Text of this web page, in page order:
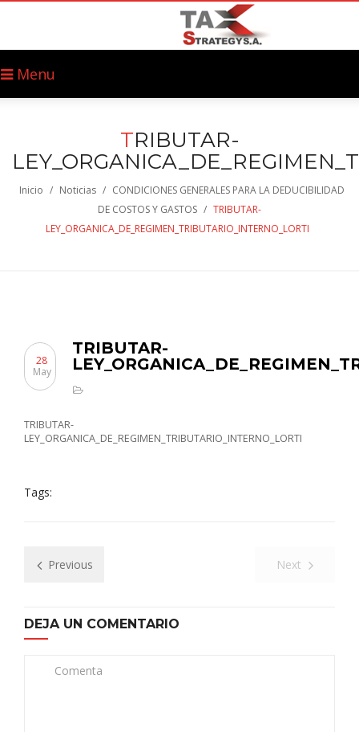
Menu
TRIBUTAR-
Inicio / Noticias / CONDICIONES GENERALES PARA LA DEDUCIBILIDAD
DE COSTOS Y GASTOS / TRIBUTAR-
LEY_ORGANICA_DE_REGIMEN_TRIBUTARIO_INTERNO_LORTI
TRIBUTAR-
28
May
TRIBUTAR-
LEY_ORGANICA_DE_REGIMEN_TRIBUTARIO_INTERNO_LORTI
Tags:
Previous Next
DEJA UN COMENTARIO
Comenta